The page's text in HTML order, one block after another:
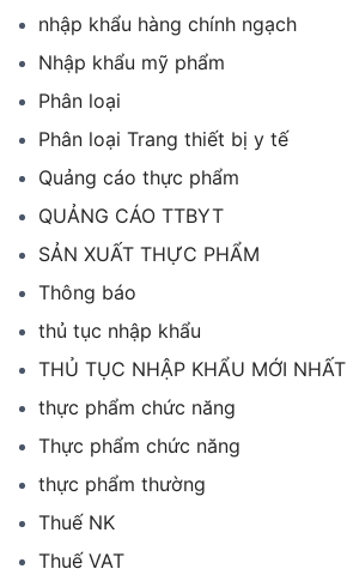
nhập khẩu hàng chính ngạch
Nhập khẩu mỹ phẩm
Phân loại
Phân loại Trang thiết bị y tế
Quảng cáo thực phẩm
QUẢNG CÁO TTBYT
SẢN XUẤT THỰC PHẨM
Thông báo
thủ tục nhập khẩu
THỦ TỤC NHẬP KHẨU MỚI NHẤT
thực phẩm chức năng
Thực phẩm chức năng
thực phẩm thường
Thuế NK
Thuế VAT